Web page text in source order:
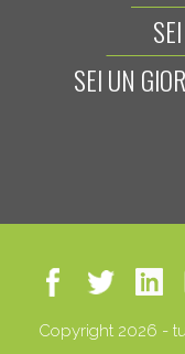
SEI UN
Copyright 2026 -